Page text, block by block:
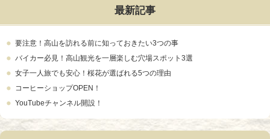
最新記事
要注意！高山を訪れる前に知っておきたい3つの事
バイカー必見！高山観光を一層楽しむ穴場スポット3選
女子一人旅でも安心！桜花が選ばれる5つの理由
コーヒーショップOPEN！
YouTubeチャンネル開設！